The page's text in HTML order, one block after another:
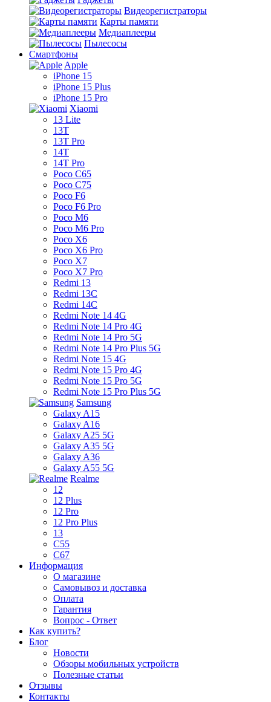
Видеорегистраторы
Карты памяти
Медиаплееры
Пылесосы
Смартфоны
Apple
iPhone 15
iPhone 15 Plus
iPhone 15 Pro
Xiaomi
13 Lite
13T
13T Pro
14T
14T Pro
Poco C65
Poco C75
Poco F6
Poco F6 Pro
Poco M6
Poco M6 Pro
Poco X6
Poco X6 Pro
Poco X7
Poco X7 Pro
Redmi 13
Redmi 13C
Redmi 14C
Redmi Note 14 4G
Redmi Note 14 Pro 4G
Redmi Note 14 Pro 5G
Redmi Note 14 Pro Plus 5G
Redmi Note 15 4G
Redmi Note 15 Pro 4G
Redmi Note 15 Pro 5G
Redmi Note 15 Pro Plus 5G
Samsung
Galaxy A15
Galaxy A16
Galaxy A25 5G
Galaxy A35 5G
Galaxy A36
Galaxy A55 5G
Realme
12
12 Plus
12 Pro
12 Pro Plus
13
C55
C67
Информация
О магазине
Самовывоз и доставка
Оплата
Гарантия
Вопрос - Ответ
Как купить?
Блог
Новости
Обзоры мобильных устройств
Полезные статьи
Отзывы
Контакты